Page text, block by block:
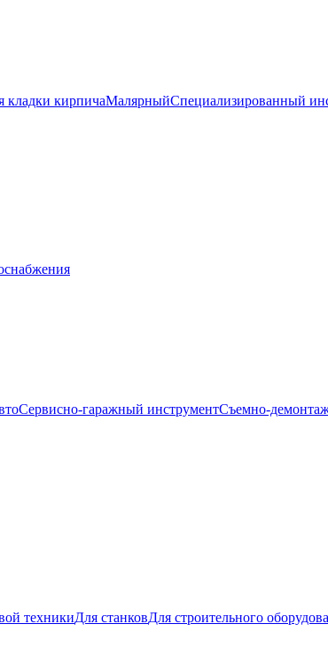
кладки кирпичаМалярныйСпециализированный
Сервисно-гаражный инструментСъемно-
техникиДля станковДля строительного